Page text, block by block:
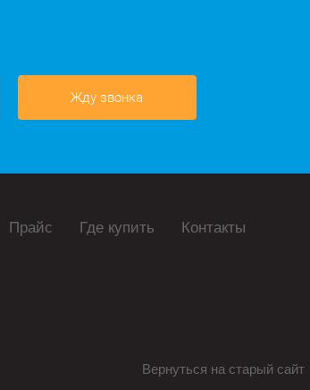
Жду звонка
Прайс Где купить Контакты
Вернуться на старый сайт